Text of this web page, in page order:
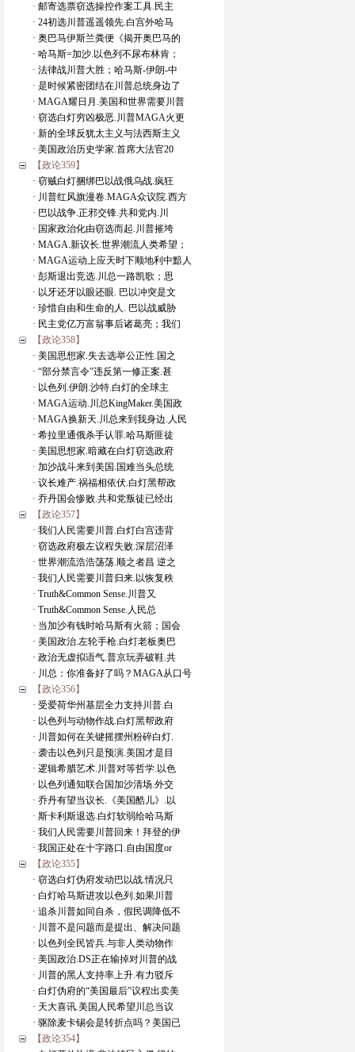
· 邮寄选票窃选操控作案工具.民主
· 24初选川普遥遥领先.白宫外哈马
· 奥巴马伊斯兰粪便《揭开奥巴马的
· 哈马斯=加沙.以色列不尿布林肯；
· 法律战川普大胜；哈马斯-伊朗-中
· 是时候紧密团结在川普总统身边了
· MAGA耀日月.美国和世界需要川普
· 窃选白灯穷凶极恶.川普MAGA火更
· 新的全球反犹太主义与法西斯主义
· 美国政治历史学家.首席大法官20
【政论359】
· 窃贼白灯捆绑巴以战俄乌战.疯狂
· 川普红风旗漫卷.MAGA众议院.西方
· 巴以战争.正邪交锋.共和党内.川
· 国家政治化由窃选而起.川普摧垮
· MAGA.新议长.世界潮流人类希望；
· MAGA运动上应天时下顺地利中黯人
· 彭斯退出竞选.川总一路凯歌；思
· 以牙还牙以眼还眼. 巴以冲突是文
· 珍惜自由和生命的人. 巴以战威胁
· 民主党亿万富翁事后诸葛亮；我们
【政论358】
· 美国思想家.失去选举公正性.国之
· “部分禁言令”违反第一修正案.甚
· 以色列.伊朗.沙特.白灯的全球主
· MAGA运动.川总KingMaker.美国政
· MAGA换新天.川总来到我身边.人民
· 希拉里通俄杀手认罪.哈马斯匪徒
· 美国思想家.暗藏在白灯窃选政府
· 加沙战斗来到美国.国难当头总统
· 议长难产.祸福相依伏.白灯黑帮政
· 乔丹国会惨败.共和党叛徒已经出
【政论357】
· 我们人民需要川普.白灯白宫违背
· 窃选政府极左议程失败.深层沼泽
· 世界潮流浩浩荡荡.顺之者昌 逆之
· 我们人民需要川普归来.以恢复秩
· Truth&Common Sense.川普又
· Truth&Common Sense.人民总
· 当加沙有钱时哈马斯有火箭；国会
· 美国政治.左轮手枪.白灯老板奥巴
· 政治无虚拟语气.普京玩弄破鞋.共
· 川总：你准备好了吗？MAGA从口号
【政论356】
· 受爱荷华州基层全力支持川普.白
· 以色列与动物作战.白灯黑帮政府
· 川普如何在关键摇摆州粉碎白灯.
· 袭击以色列只是预演.美国才是目
· 逻辑希腊艺术.川普对等哲学.以色
· 以色列通知联合国加沙清场.外交
· 乔丹有望当议长.《美国酷儿》.以
· 斯卡利斯退选.白灯软弱给哈马斯
· 我们人民需要川普回来！拜登的伊
· 我国正处在十字路口.自由国度or
【政论355】
· 窃选白灯伪府发动巴以战.情况只
· 白灯哈马斯进攻以色列.如果川普
· 追杀川普如同自杀，假民调降低不
· 川普不是问题而是提出、解决问题
· 以色列全民皆兵.与非人类动物作
· 美国政治.DS正在输掉对川普的战
· 川普的黑人支持率上升.有力驳斥
· 白灯伪府的“美国最后”议程出卖美
· 天大喜讯.美国人民希望川总当议
· 驱除麦卡锡会是转折点吗？美国已
【政论354】